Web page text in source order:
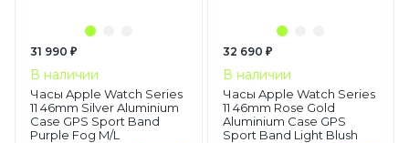
31 990 ₽
В наличии
Часы Apple Watch Series
11 46mm Silver Aluminium
Case GPS Sport Band
Purple Fog M/L
32 690 ₽
В наличии
Часы Apple Watch Series
11 46mm Rose Gold
Aluminium Case GPS
Sport Band Light Blush